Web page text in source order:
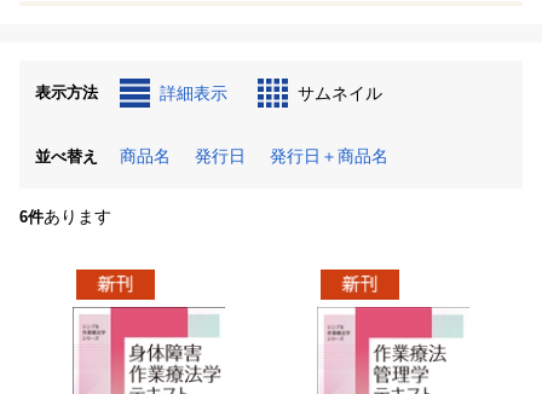
表示方法 詳細表示 サムネイル
並べ替え 商品名 発行日 発行日＋商品名
6件あります